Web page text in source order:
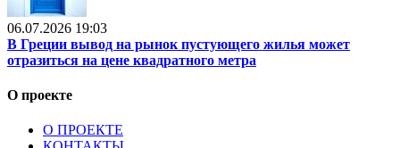
06.07.2026 19:03
В Греции вывод на рынок пустующего жилья может
отразиться на цене квадратного метра
О проекте
О ПРОЕКТЕ